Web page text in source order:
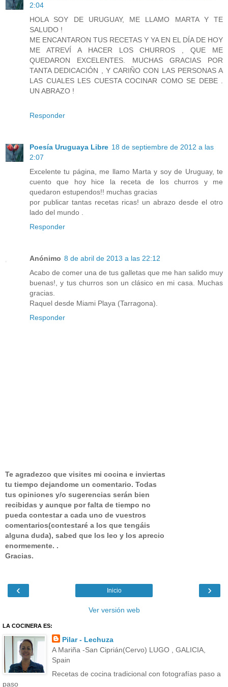
2:04
HOLA SOY DE URUGUAY, ME LLAMO MARTA Y TE
SALUDO !
ME ENCANTARON TUS RECETAS Y YA EN EL DÍA DE HOY
ME ATREVÍ A HACER LOS CHURROS , QUE ME
QUEDARON EXCELENTES. MUCHAS GRACIAS POR
TANTA DEDICACIÓN , Y CARIÑO CON LAS PERSONAS A
LAS CUALES LES CUESTA COCINAR COMO SE DEBE .
UN ABRAZO !
Responder
Poesía Uruguaya Libre 18 de septiembre de 2012 a las
2:07
Excelente tu página, me llamo Marta y soy de Uruguay, te
cuento que hoy hice la receta de los churros y me
quedaron estupendos!! muchas gracias
por publicar tantas recetas ricas! un abrazo desde el otro
lado del mundo .
Responder
Anónimo 8 de abril de 2013 a las 22:12
Acabo de comer una de tus galletas que me han salido muy
buenas!, y tus churros son un clásico en mi casa. Muchas
gracias.
Raquel desde Miami Playa (Tarragona).
Responder
Te agradezco que visites mi cocina e inviertas
tu tiempo dejandome un comentario. Todas
tus opiniones y/o sugerencias serán bien
recibidas y aunque por falta de tiempo no
pueda contestar a cada uno de vuestros
comentarios(contestaré a los que tengáis
alguna duda), sabed que los leo y los aprecio
enormemente. .
Gracias.
‹ ›
Inicio
Ver versión web
LA COCINERA ES:
Pilar - Lechuza
A Mariña -San Ciprián(Cervo) LUGO , GALICIA,
Spain
Recetas de cocina tradicional con fotografías paso a
paso